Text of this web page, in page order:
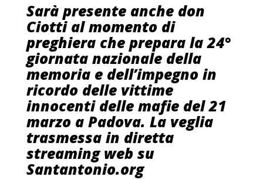
Sarà presente anche don
Ciotti al momento di
preghiera che prepara la 24°
giornata nazionale della
memoria e dell’impegno in
ricordo delle vittime
innocenti delle mafie del 21
marzo a Padova. La veglia
trasmessa in diretta
streaming web su
Santantonio.org